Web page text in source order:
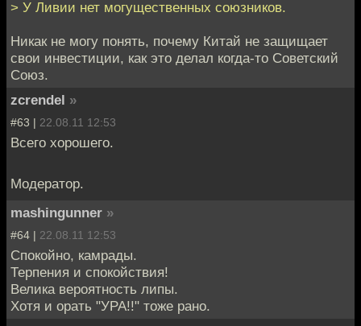
> У Ливии нет могущественных союзников.
Никак не могу понять, почему Китай не защищает
свои инвестиции, как это делал когда-то Советский
Союз.
zcrendel »
#63 | 22.08.11 12:53
Всего хорошего.
Модератор.
mashingunner »
#64 | 22.08.11 12:53
Спокойно, камрады.
Терпения и спокойствия!
Велика вероятность липы.
Хотя и орать "УРА!!" тоже рано.